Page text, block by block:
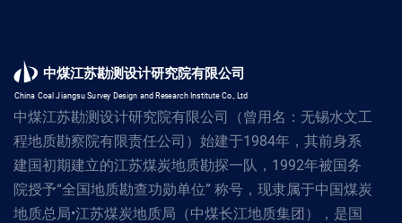
中煤江苏勘测设计研究院有限公司
China Coal Jiangsu Survey Design and Research Institute Co., Ltd
中煤江苏勘测设计研究院有限公司（曾用名：无锡水文工
程地质勘察院有限责任公司）始建于1984年，其前身系
建国初期建立的江苏煤炭地质勘探一队，1992年被国务
院授予“全国地质勘查功勋单位” 称号，现隶属于中国煤炭
地质总局•江苏煤炭地质局（中煤长江地质集团），是国